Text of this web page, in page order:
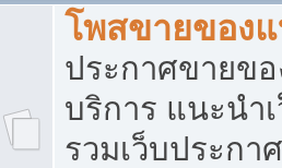
โพสขายของ
ประกาศขายข
บริการ แนะนำ
รวมเว็บประกา